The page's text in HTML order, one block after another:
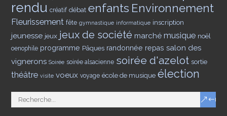
rendu créatif débat enfants Environnement
Fleurissement fête gymnastique informatique inscription
jeunesse jeux jeux de société marché musique noël
oenophile programme Pâques randonnée repas salon des
vignerons Soirée soirée alsacienne soirée d'azelot sortie
théâtre visite voeux voyage école de musique élection